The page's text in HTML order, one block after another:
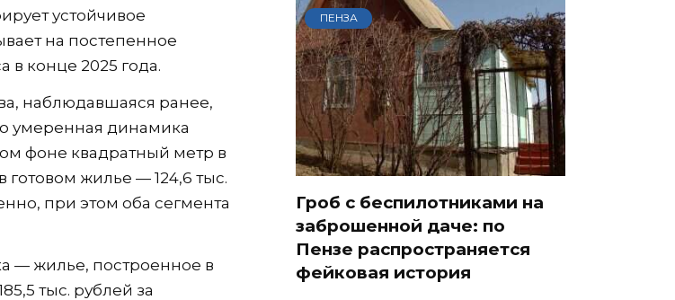
устойчивое
на постепенное
в конце 2025 года.
наблюдавшаяся ранее,
умеренная динамика
фоне квадратный метр в
готовом жилье — 124,6 тыс.
при этом оба сегмента
— жилье, построенное в
тыс. рублей за
ПЕНЗА
Гроб с беспилотниками на
заброшенной даче: по
Пензе распространяется
фейковая история